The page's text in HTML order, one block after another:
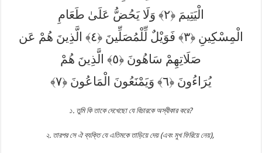
الْيَتِيمَ
‎﴿٢﴾‏
وَلَا يَحُضُّ عَلَىٰ طَعَامِ
الْمِسْكِينِ
‎﴿٣﴾‏ فَوَيْلٌ لِّلْمُصَلِّينَ
‎﴿٤﴾‏
الَّذِينَ هُمْ عَن
صَلَاتِهِمْ سَاهُونَ
الَّذِينَ هُمْ
يُرَاءُونَ
‎﴿٦﴾‏ وَيَمْنَعُونَ الْمَاعُونَ
‎﴿٧﴾‏
‎ ‎১. তুমি কি তাকে দেখেছো যে বিচারকে অস্বীকার করে? ‎
‎২. তারপর সে ঐ ব্যক্তি যে এতিমকে তাড়িয়ে দেয় (এবং মুখ ফিরিয়ে নেয়), ‎